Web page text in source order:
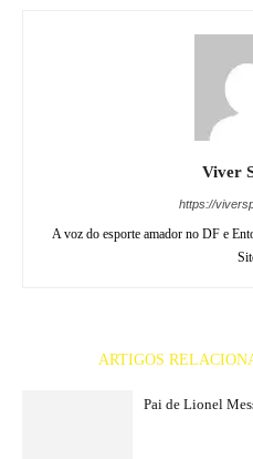
Viver
https://
A voz do esporte amador no DF e
ARTIGOS
Pai de Lionel